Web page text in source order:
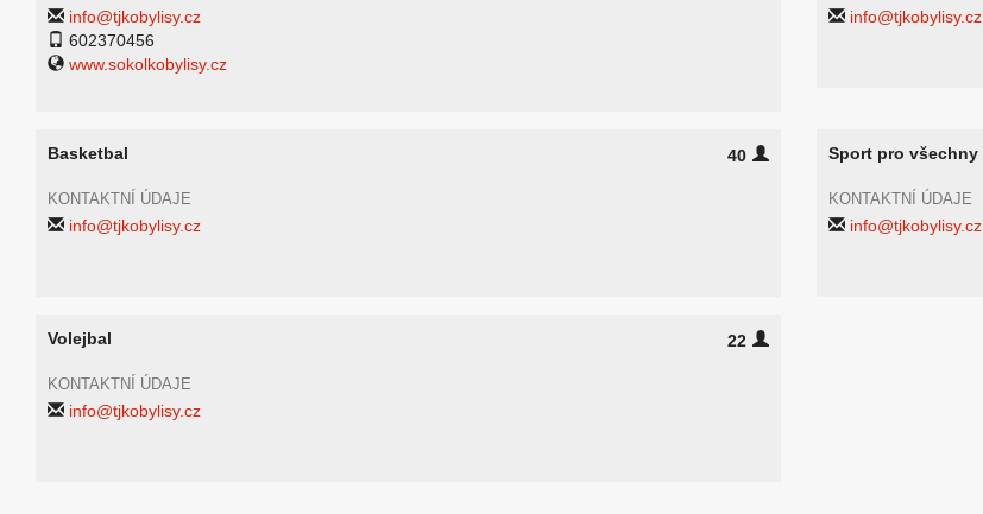
info@tjkobylisy.cz
602370456
www.sokolkobylisy.cz
info@tjkobylisy.cz
Basketbal 40
KONTAKTNÍ ÚDAJE
info@tjkobylisy.cz
Sport pro všechny
KONTAKTNÍ ÚDAJE
info@tjkobylisy.cz
Volejbal 22
KONTAKTNÍ ÚDAJE
info@tjkobylisy.cz